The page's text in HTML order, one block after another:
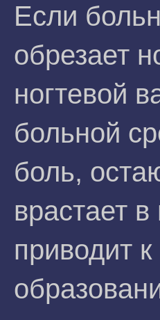
Если
обрезает
ногтевой
больной
боль,
врастает
приводит